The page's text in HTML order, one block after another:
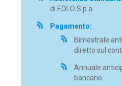
di EOLO S.p.a
Pagamento:
Bimestrale
diretto sul
Annuale
bancario